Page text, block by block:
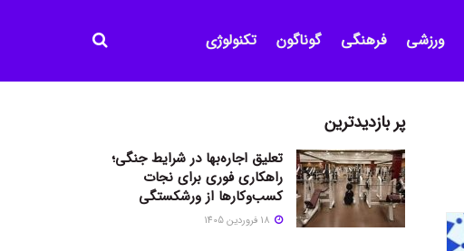
ورزشی فرهنگی گوناگون تکنولوژی
پر بازدیدترین
تعلیق اجاره‌بها در شرایط جنگی؛
راهکاری فوری برای نجات
کسب‌وکارها از ورشکستگی